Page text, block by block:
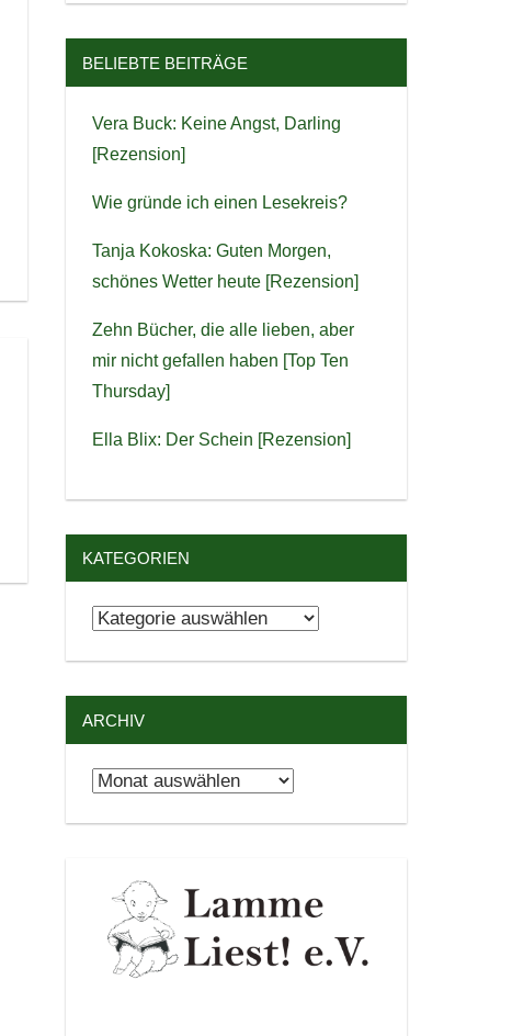
BELIEBTE BEITRÄGE
Vera Buck: Keine Angst, Darling
[Rezension]
Wie gründe ich einen Lesekreis?
Tanja Kokoska: Guten Morgen,
schönes Wetter heute [Rezension]
Zehn Bücher, die alle lieben, aber
mir nicht gefallen haben [Top Ten
Thursday]
Ella Blix: Der Schein [Rezension]
KATEGORIEN
Kategorien
ARCHIV
Archiv